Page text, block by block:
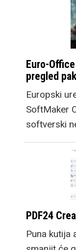
Euro-
pregled
Europski
SoftMaker
softverski
PDF24
Puna kutija